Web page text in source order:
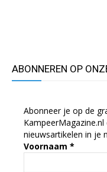
ABONNEREN OP
Abonneer je op de
nieuwsartikelen in je
Voornaam *